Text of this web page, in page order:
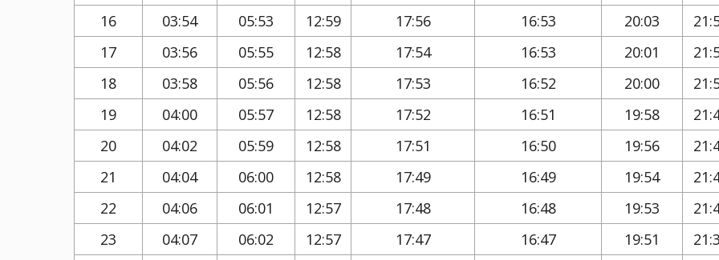
16
03:54 05:53 12:59 17:56 16:53 20:03
17
03:56 05:55 12:58 17:54 16:53 20:01
18
03:58 05:56 12:58 17:53 16:52 20:00
19
04:00 05:57 12:58 17:52 16:51 19:58
20
04:02 05:59 12:58 17:51 16:50 19:56
21
04:04 06:00 12:58 17:49 16:49 19:54
22
04:06 06:01 12:57 17:48 16:48 19:53
23
04:07 06:02 12:57 17:47 16:47 19:51